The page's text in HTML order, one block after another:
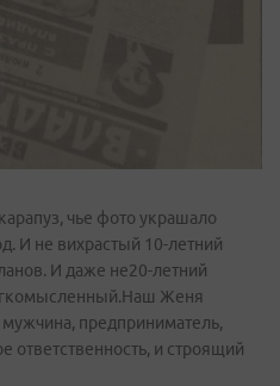
чье фото украшало
И не вихрастый 10-летний
И даже не20-летний
Женя
предприниматель,
ответственность, и строящий